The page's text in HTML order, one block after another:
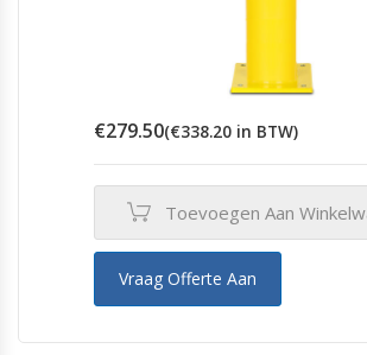
€279.50(€338.20 in BTW)
Toevoegen Aan
Vraag Offerte Aan